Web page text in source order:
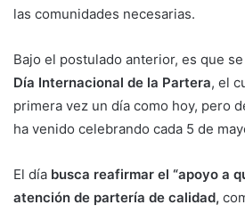
las comunidades necesarias.
Bajo el postulado anterior, es que
Día Internacional de la Partera, el
primera vez un día como hoy, pero
ha venido celebrando cada 5 de
El día busca reafirmar el “apoyo a
atención de partería de calidad,